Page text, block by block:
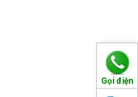
Gọi điện